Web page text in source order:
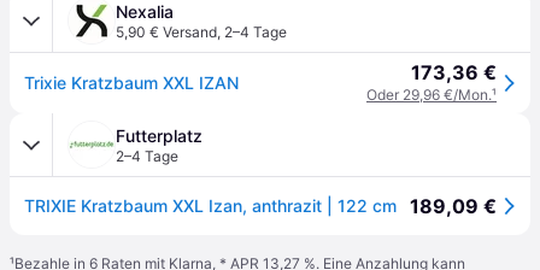
Nexalia
5,90 € Versand, 2–4 Tage
Trixie Kratzbaum XXL IZAN 173,36 €
Oder 29,96 €/Mon.¹
Futterplatz
2–4 Tage
TRIXIE Kratzbaum XXL Izan, anthrazit | 122 cm 189,09 €
¹Bezahle in 6 Raten mit Klarna, * APR 13,27 %. Eine Anzahlung kann